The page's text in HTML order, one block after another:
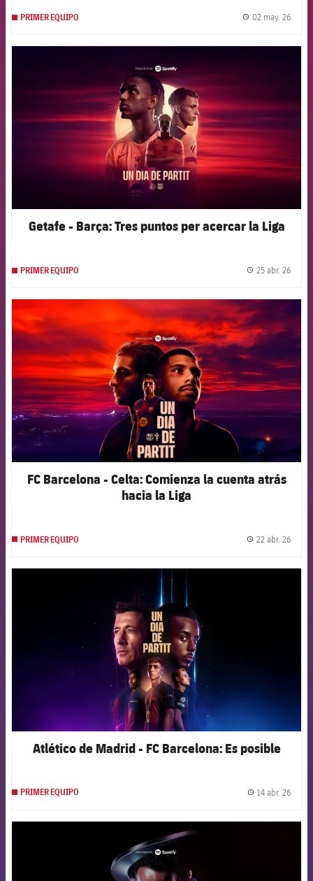
PRIMER EQUIPO 02 may. 26
Getafe - Barça: Tres puntos per acercar la Liga
PRIMER EQUIPO 25 abr. 26
FCB Barcelona badge
FC Barcelona - Celta: Comienza la cuenta atrás
hacia la Liga
PRIMER EQUIPO 22 abr. 26
FCB Barcelona badge
Atlético de Madrid - FC Barcelona: Es posible
PRIMER EQUIPO 14 abr. 26
FCB Barcelona badge